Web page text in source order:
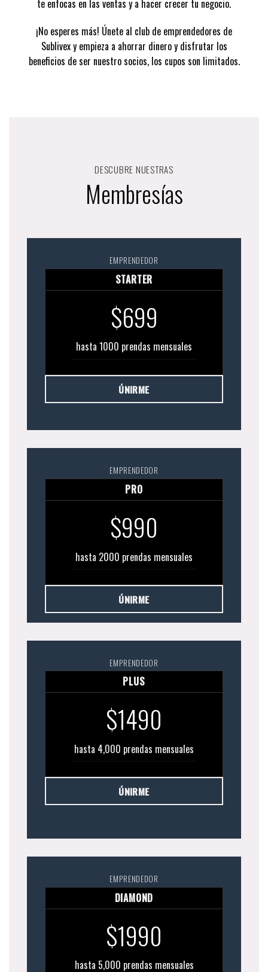
te enfocas en las ventas y a hacer crecer tu negocio.
¡No esperes más! Únete al club de emprendedores de
Sublivex y empieza a ahorrar dinero y disfrutar los
beneficios de ser nuestro socios, los cupos son limitados.
DESCUBRE NUESTRAS
Membresías
EMPRENDEDOR
STARTER
$699
hasta 1000 prendas mensuales
ÚNIRME
EMPRENDEDOR
PRO
$990
hasta 2000 prendas mensuales
ÚNIRME
EMPRENDEDOR
PLUS
$1490
hasta 4,000 prendas mensuales
ÚNIRME
EMPRENDEDOR
DIAMOND
$1990
hasta 5,000 prendas mensuales